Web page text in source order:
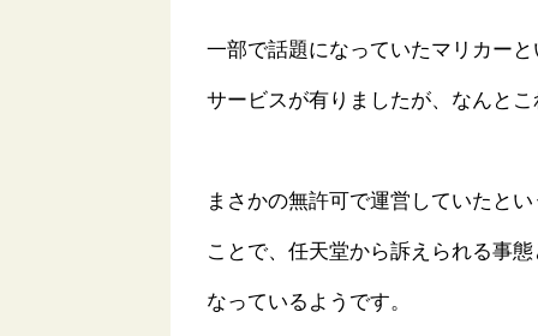
一部で話題になっていたマリカーと
サービスが有りましたが、なんとこ
まさかの無許可で運営していたとい
ことで、任天堂から訴えられる事態
なっているようです。